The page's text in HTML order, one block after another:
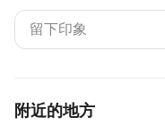
附近的地方